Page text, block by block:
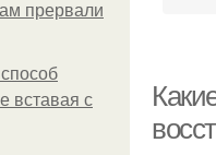
прервали
вставая с